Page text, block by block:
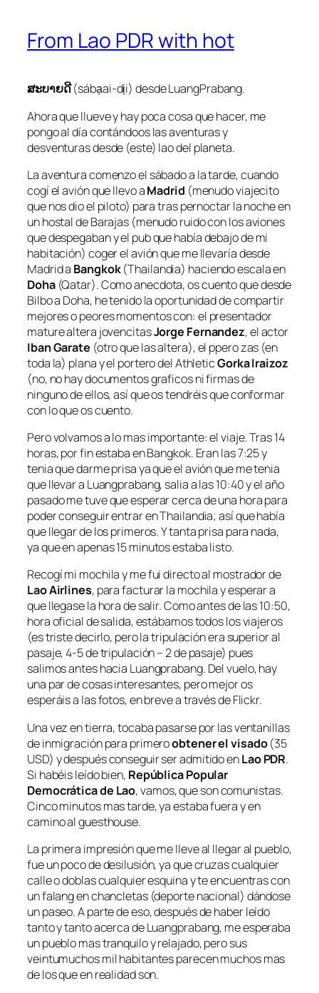
From Lao PDR with hot
ສະບາຍດີ(sába̖ai-di̖i) desde LuangPrabang.
Ahora que llueve y hay poca cosa que hacer, me
pongo al día contándoos las aventuras y
desventuras desde (este) lao del planeta.
La aventura comenzo el sábado a la tarde, cuando
cogí el avión que llevo aMadrid (menudo viajecito
que nos dio el piloto) para tras pernoctar la noche en
un hostal de Barajas (menudo ruido con los aviones
que despegaban y el pub que había debajo de mi
habitación) coger el avión que me llevaría desde
Madrid a Bangkok(Thailandia) haciendo escala en
Doha(Qatar). Como anecdota, os cuento que desde
Bilbo a Doha, he tenido la oportunidad de compartir
mejores o peores momentos con: el presentador
mature altera jovencitasJorge Fernandez, el actor
Iban Garate (otro que las altera), el ppero zas (en
toda la) plana y el portero del AthleticGorka Iraizoz
(no, no hay documentos graficos ni firmas de
ninguno de ellos, así que os tendréis que conformar
con lo que os cuento.
Pero volvamos a lo mas importante: el viaje. Tras 14
horas, por fin estaba en Bangkok. Eran las 7:25 y
tenia que darme prisa ya que el avión que me tenia
que llevar a Luangprabang, salia a las 10:40 y el año
pasado me tuve que esperar cerca de una hora para
poder conseguir entrar en Thailandia; así que había
que llegar de los primeros. Y tanta prisa para nada,
ya que en apenas 15 minutos estaba listo.
Recogí mi mochila y me fui directo al mostrador de
Lao Airlines, para facturar la mochila y esperar a
que llegase la hora de salir. Como antes de las 10:50,
hora oficial de salida, estábamos todos los viajeros
(es triste decirlo, pero la tripulación era superior al
pasaje, 4-5 de tripulación – 2 de pasaje) pues
salimos antes hacia Luangprabang. Del vuelo, hay
una par de cosas interesantes, pero mejor os
esperáis a las fotos, en breve a través de Flickr.
Una vez en tierra, tocaba pasarse por las ventanillas
de inmigración para primeroobtener el visado(35
USD) y después conseguir ser admitido enLao PDR.
Si habéis leído bien, República Popular
Democrática de Lao, vamos, que son comunistas.
Cinco minutos mas tarde, ya estaba fuera y en
camino al guesthouse.
La primera impresión que me lleve al llegar al pueblo,
fue un poco de desilusión, ya que cruzas cualquier
calle o doblas cualquier esquina y te encuentras con
un falang en chancletas (deporte nacional) dándose
un paseo. A parte de eso, después de haber leído
tanto y tanto acerca de Luangprabang, me esperaba
un pueblo mas tranquilo y relajado, pero sus
veintumuchos mil habitantes parecen muchos mas
de los que en realidad son.